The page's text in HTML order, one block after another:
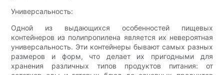
Универсальность:
Одной из выдающихся особенностей пищевых
контейнеров из полипропилена является их невероятная
универсальность. Эти контейнеры бывают самых разных
размеров и форм, что делает их пригодными для
хранения различных типов продуктов питания: от